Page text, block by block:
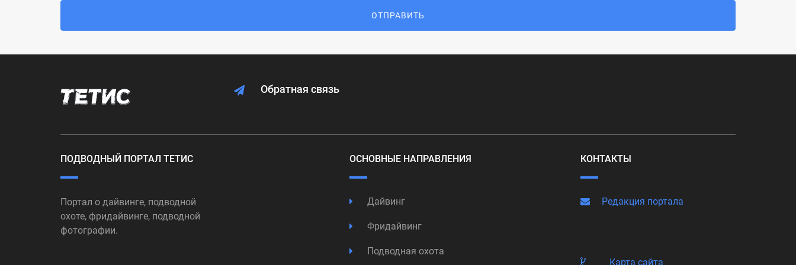
ОТПРАВИТЬ
Обратная связь
ПОДВОДНЫЙ ПОРТАЛ ТЕТИС
Портал о дайвинге, подводной
охоте, фридайвинге, подводной
фотографии.
ОСНОВНЫЕ НАПРАВЛЕНИЯ
Дайвинг
Фридайвинг
Подводная охота
КОНТАКТЫ
Редакция портала
Карта сайта